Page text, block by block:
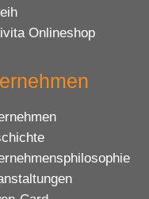
Onlineshop